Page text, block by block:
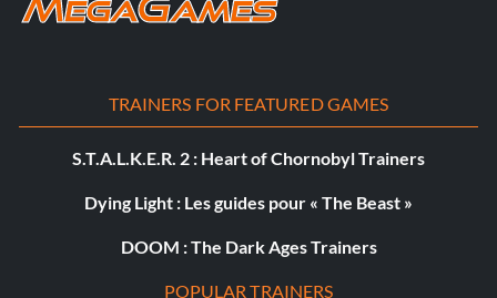
TRAINERS FOR FEATURED GAMES
S.T.A.L.K.E.R. 2 : Heart of Chornobyl Trainers
Dying Light : Les guides pour « The Beast »
DOOM : The Dark Ages Trainers
POPULAR TRAINERS